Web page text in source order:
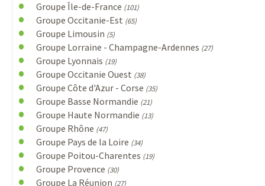
Groupe Île-de-France (101)
Groupe Occitanie-Est (65)
Groupe Limousin (5)
Groupe Lorraine - Champagne-Ardennes (27)
Groupe Lyonnais (19)
Groupe Occitanie Ouest (38)
Groupe Côte d'Azur - Corse (35)
Groupe Basse Normandie (21)
Groupe Haute Normandie (13)
Groupe Rhône (47)
Groupe Pays de la Loire (34)
Groupe Poitou-Charentes (19)
Groupe Provence (30)
Groupe La Réunion (27)